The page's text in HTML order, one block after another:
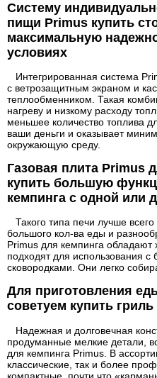
Систему
пищи Primus купить
максимальную
условиях
Интегрированная система
с ветрозащитным экраном и
теплообменником. Такая
нагреву и низкому расходу
меньшее количество топлива
ваши деньги и оказывает
окружающую среду.
Газовая плита Primus
купить большую
кемпинга с одной или
Такого типа печи лучше
большого кол-ва еды и
Primus для кемпинга обладают
подходят для использования
сковородками. Они легко
Для приготовления
советуем купить
Надежная и долговечная
продуманные мелкие детали,
для кемпинга Primus. В
классические, так и более
компактные, почти что